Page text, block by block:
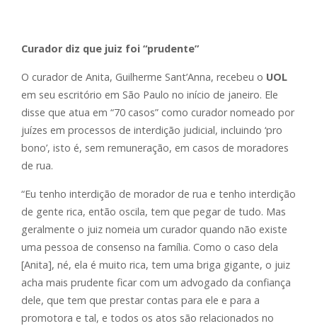
Curador diz que juiz foi “prudente”
O curador de Anita, Guilherme Sant’Anna, recebeu o UOL
em seu escritório em São Paulo no início de janeiro. Ele
disse que atua em “70 casos” como curador nomeado por
juízes em processos de interdição judicial, incluindo ‘pro
bono’, isto é, sem remuneração, em casos de moradores
de rua.
“Eu tenho interdição de morador de rua e tenho interdição
de gente rica, então oscila, tem que pegar de tudo. Mas
geralmente o juiz nomeia um curador quando não existe
uma pessoa de consenso na família. Como o caso dela
[Anita], né, ela é muito rica, tem uma briga gigante, o juiz
acha mais prudente ficar com um advogado da confiança
dele, que tem que prestar contas para ele e para a
promotora e tal, e todos os atos são relacionados no